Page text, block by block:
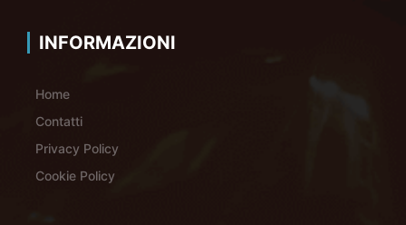
INFORMAZIONI
Home
Contatti
Privacy Policy
Cookie Policy